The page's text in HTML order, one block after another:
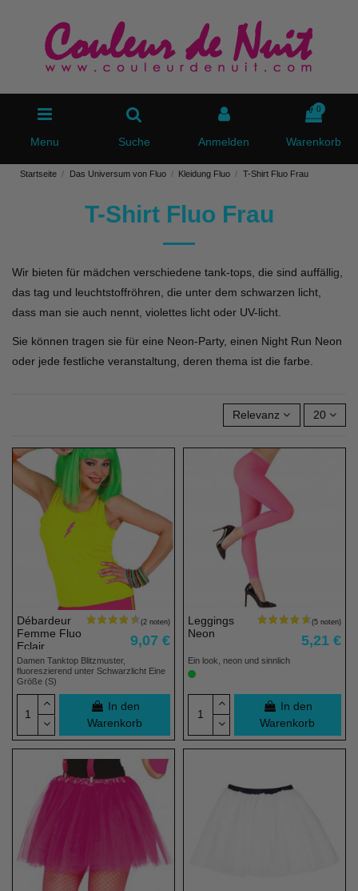
Menu Suche Anmelden
0
Warenkorb
Startseite Das Universum von Fluo Kleidung Fluo T-Shirt Fluo Frau
T-Shirt Fluo Frau
Wir bieten für mädchen verschiedene tank-tops, die sind auffällig,
das tag und leuchtstoffröhren, die unter dem schwarzen licht,
dass man sie auch nennt, violettes licht oder UV-licht.
Sie können tragen sie für eine Neon-Party, einen Night Run Neon
oder jede festliche veranstaltung, deren thema ist die farbe.
Relevanz 20
Débardeur
Femme Fluo
Eclair
9,07 €
Damen Tanktop Blitzmuster,
fluoreszierend unter Schwarzlicht Eine
Größe (S)
In den
Warenkorb
Leggings
Neon
5,21 €
Ein look, neon und sinnlich
In den
Warenkorb